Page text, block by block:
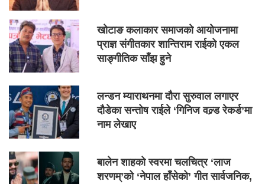
खोटाङ कलाकार समाजको आयोजनामा
प्राज्ञ संगीतकार शान्तिराम राईको एकल
साङ्गीतिक साँझ हुने
लन्डन म्याराथनमा दौरा सुरुवाल लगाएर
दौडेका सन्तोष राईले ‘गिनिज वल्र्ड रेकर्ड’मा
नाम लेखाए
बालेन शाहको स्वरमा चलचित्र ‘लाज
शरणम्’को ‘नेपाल हाँसेको’ गीत सार्वजनिक,